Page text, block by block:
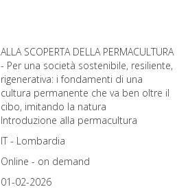
ALLA SCOPERTA DELLA PERMACULTURA
- Per una società sostenibile, resiliente,
rigenerativa: i fondamenti di una
cultura permanente che va ben oltre il
cibo, imitando la natura
Introduzione alla permacultura
IT - Lombardia
Online - on demand
01-02-2026